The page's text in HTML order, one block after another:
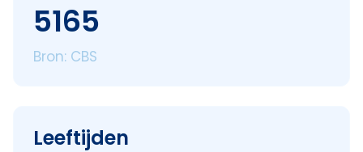
5165
Bron: CBS
Leeftijden